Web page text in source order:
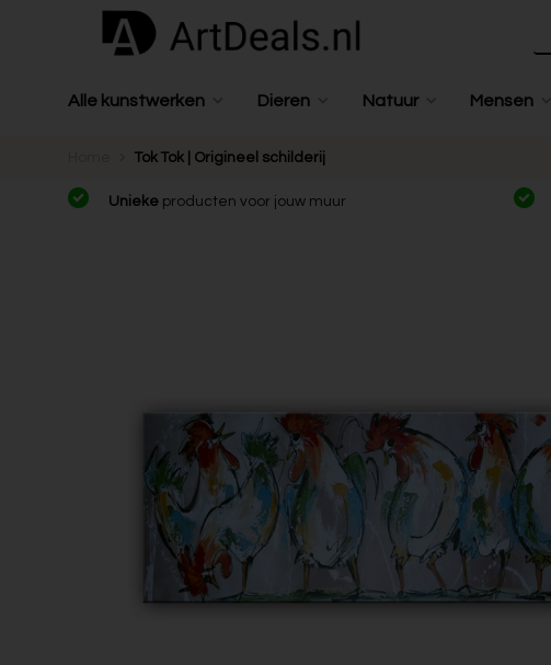
Alle kunstwerken Dieren Natuur Mensen
Tok Tok | Origineel schilderij
Unieke producten voor jouw muur